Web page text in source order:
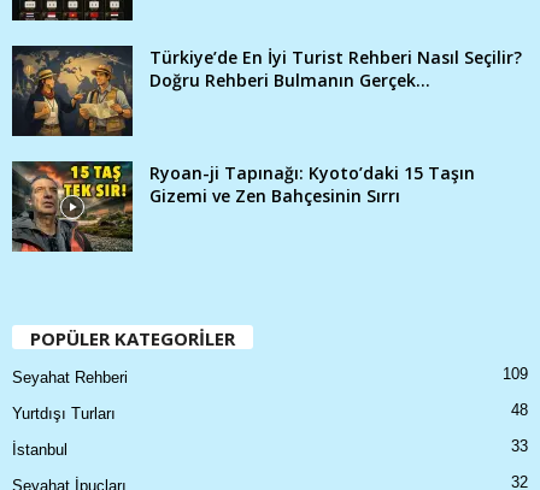
Türkiye’de En İyi Turist Rehberi Nasıl Seçilir?
Doğru Rehberi Bulmanın Gerçek...
Ryoan-ji Tapınağı: Kyoto’daki 15 Taşın
Gizemi ve Zen Bahçesinin Sırrı
POPÜLER KATEGORİLER
Seyahat Rehberi 109
Yurtdışı Turları 48
İstanbul 33
Seyahat İpuçları 32